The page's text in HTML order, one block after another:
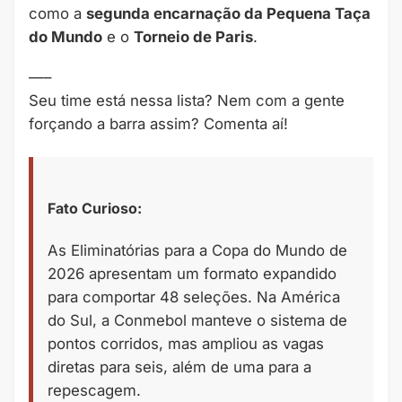
como a segunda encarnação da Pequena Taça
do Mundo e o Torneio de Paris.
—–
Seu time está nessa lista? Nem com a gente
forçando a barra assim? Comenta aí!
Fato Curioso:
As Eliminatórias para a Copa do Mundo de
2026 apresentam um formato expandido
para comportar 48 seleções. Na América
do Sul, a Conmebol manteve o sistema de
pontos corridos, mas ampliou as vagas
diretas para seis, além de uma para a
repescagem.